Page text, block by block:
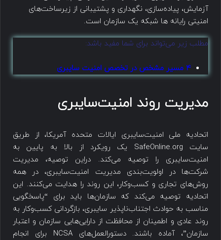
آزمایش، پیاده‌سازی، نگهداری و پشتیبانی از زیرساخت‌های
امنیتی رایانه ها شبکه یک سازمان است.
مطلب زیر می‌تواند برای شما مفید باشد:
4 مسیر مشخص در تخصص امنیت سایبری
مدیریت روند امنیت‌سایبری
اتحادیه ملی امنیت‌سایبری ایالات متحده آمریکا، از طریق
سایت SafeOnline.org یک رویکرد از بالا به پایین به
امنیت‌سایبری را توصیه می‌کند. دراین توصیه، مدیریت
شرکت‌ها در اولویت‌بندی مدیریت امنیت‌سایبری، در همه
روش‌های تجاری و کسب‌وکار، این روند را هدایت می‌کنند. این
اتحادیه توصیه می‌کند که سازمان‌ها باید برای “پاسخگویی
مناسب به حوادث اجتناب‌ناپذیر سایبری، بازگردانی کسب‌وکار به
روند عادی و اطمینان از محافظت از دارایی‌هایی سازمان و اعتبار
سازمان”، آماده باشند. دستورالعمل‌های NCSA برای انجام